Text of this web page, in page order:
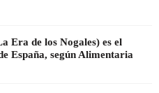
Era de los Nogales) es el
España, según Alimentaria